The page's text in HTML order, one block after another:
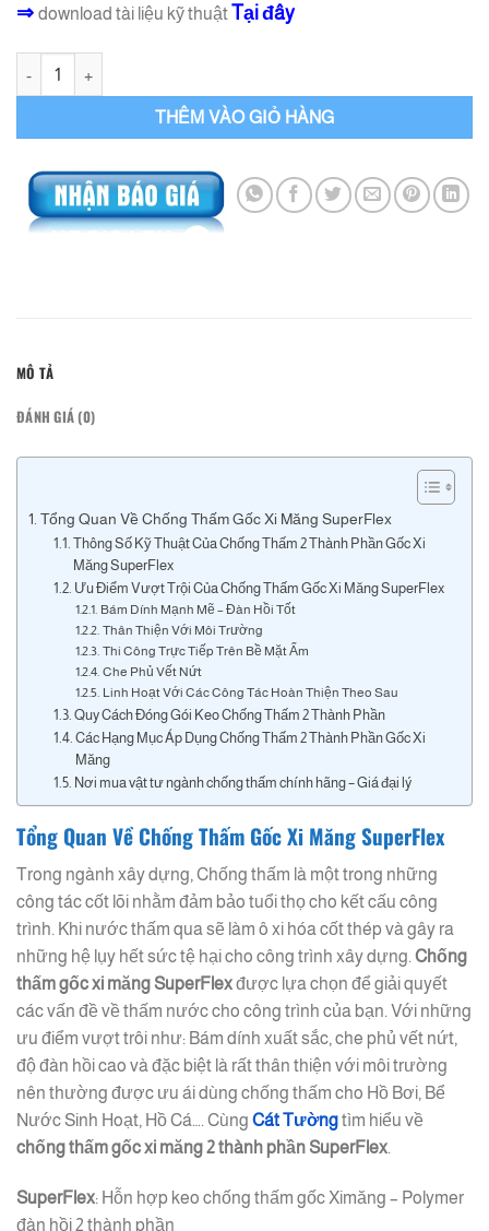
⇒ download tài liệu kỹ thuậtTại đây
THÊM VÀO GIỎ HÀNG
MÔ TẢ
ĐÁNH GIÁ (0)
Tổng Quan Về Chống Thấm Gốc Xi Măng SuperFlex
Thông Số Kỹ Thuật Của Chống Thấm 2 Thành Phần Gốc Xi
Măng SuperFlex
Ưu Điểm Vượt Trội Của Chống Thấm Gốc Xi Măng SuperFlex
Bám Dính Mạnh Mẽ – Đàn Hồi Tốt
Thân Thiện Với Môi Trường
Thi Công Trực Tiếp Trên Bề Mặt Ẩm
Che Phủ Vết Nứt
Linh Hoạt Với Các Công Tác Hoàn Thiện Theo Sau
Quy Cách Đóng Gói Keo Chống Thấm 2 Thành Phần
Các Hạng Mục Áp Dụng Chống Thấm 2 Thành Phần Gốc Xi
Măng
Nơi mua vật tư ngành chống thấm chính hãng – Giá đại lý
Tổng Quan Về Chống Thấm Gốc Xi Măng SuperFlex
Trong ngành xây dựng, Chống thấm là một trong những
công tác cốt lõi nhằm đảm bảo tuổi thọ cho kết cấu công
trình. Khi nước thấm qua sẽ làm ô xi hóa cốt thép và gây ra
những hệ lụy hết sức tệ hại cho công trình xây dựng. Chống
thấm gốc xi măng SuperFlexđược lựa chọn để giải quyết
các vấn đề về thấm nước cho công trình của bạn. Với những
ưu điểm vượt trôi như: Bám dính xuất sắc, che phủ vết nứt,
độ đàn hồi cao và đặc biệt là rất thân thiện với môi trường
nên thường được ưu ái dùng chống thấm cho Hồ Bơi, Bể
Nước Sinh Hoạt, Hồ Cá…. Cùng Cát Tườngtìm hiểu về
chống thấm gốc xi măng 2 thành phần SuperFlex.
SuperFlex: Hỗn hợp keo chống thấm gốc Ximăng – Polymer
đàn hồi 2 thành phần